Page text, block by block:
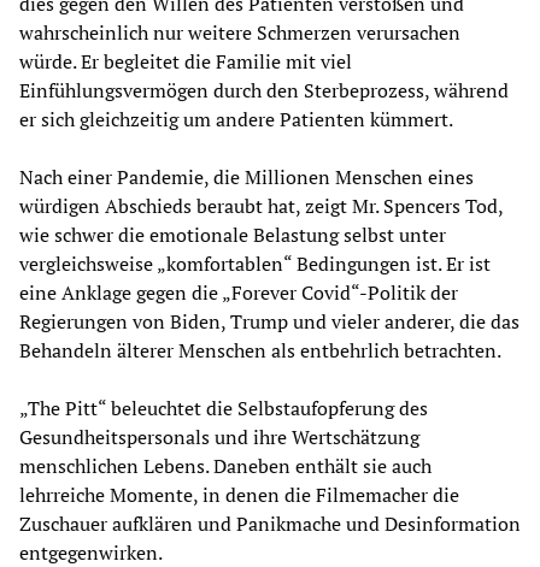
wahrscheinlich nur weitere Schmerzen verursachen
würde. Er begleitet die Familie mit viel
Einfühlungsvermögen durch den Sterbeprozess, während
er sich gleichzeitig um andere Patienten kümmert.
Nach einer Pandemie, die Millionen Menschen eines
würdigen Abschieds beraubt hat, zeigt Mr. Spencers Tod,
wie schwer die emotionale Belastung selbst unter
vergleichsweise „komfortablen“ Bedingungen ist. Er ist
eine Anklage gegen die „Forever Covid“-Politik der
Regierungen von Biden, Trump und vieler anderer, die das
Behandeln älterer Menschen als entbehrlich betrachten.
„The Pitt“ beleuchtet die Selbstaufopferung des
Gesundheitspersonals und ihre Wertschätzung
menschlichen Lebens. Daneben enthält sie auch
lehrreiche Momente, in denen die Filmemacher die
Zuschauer aufklären und Panikmache und Desinformation
entgegenwirken.